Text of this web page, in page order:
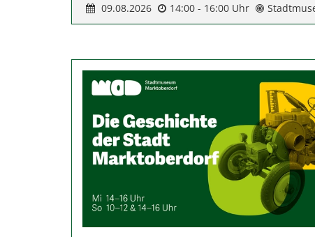
09.08.2026 14:00 - 16:00 Uhr